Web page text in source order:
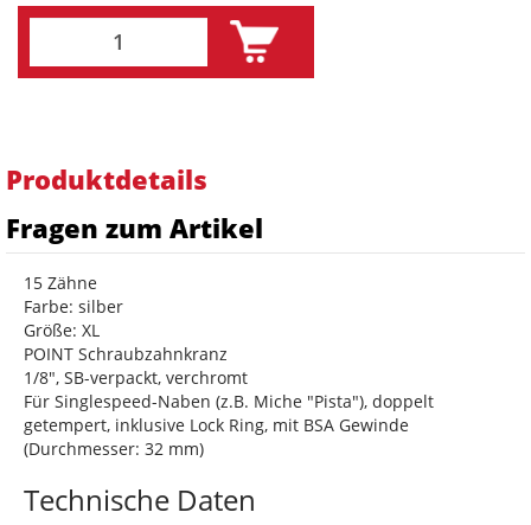
Produktdetails
Fragen zum Artikel
15 Zähne
Farbe: silber
Größe: XL
POINT Schraubzahnkranz
1/8", SB-verpackt, verchromt
Für Singlespeed-Naben (z.B. Miche "Pista"), doppelt
getempert, inklusive Lock Ring, mit BSA Gewinde
(Durchmesser: 32 mm)
Technische Daten